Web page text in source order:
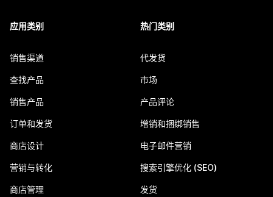
应用类别
销售渠道
查找产品
销售产品
订单和发货
商店设计
营销与转化
商店管理
热门类别
代发货
市场
产品评论
增销和捆绑销售
电子邮件营销
搜索引擎优化 (SEO)
发货